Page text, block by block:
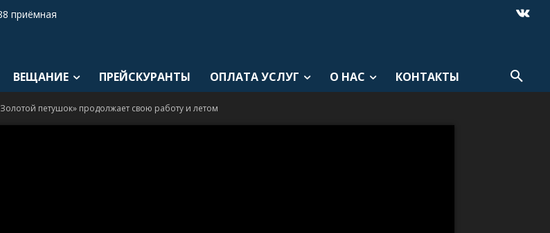
приёмная
ВЕЩАНИЕ ПРЕЙСКУРАНТЫ ОПЛАТА УСЛУГ О НАС КОНТАКТЫ
петушок» продолжает свою работу и летом